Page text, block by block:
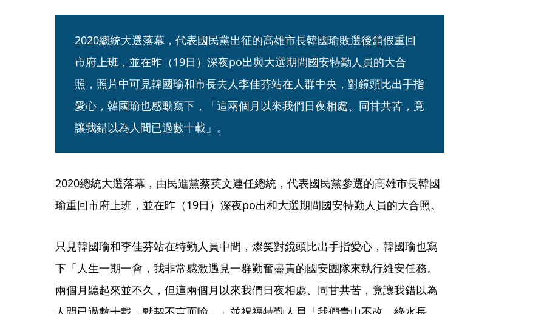
2020總統大選落幕，代表國民黨出征的高雄市長韓國瑜敗選後銷假重回
市府上班，並在昨（19日）深夜po出與大選期間國安特勤人員的大合
照，照片中可見韓國瑜和市長夫人李佳芬站在人群中央，對鏡頭比出手指
愛心，韓國瑜也感動寫下，「這兩個月以來我們日夜相處、同甘共苦，竟
讓我錯以為人間已過數十載」。
2020總統大選落幕，由民進黨蔡英文連任總統，代表國民黨參選的高雄市長韓國
瑜重回市府上班，並在昨（19日）深夜po出和大選期間國安特勤人員的大合照。
只見韓國瑜和李佳芬站在特勤人員中間，燦笑對鏡頭比出手指愛心，韓國瑜也寫
下「人生一期一會，我非常感激遇見一群勤奮盡責的國安團隊來執行維安任務。
兩個月聽起來並不久，但這兩個月以來我們日夜相處、同甘共苦，竟讓我錯以為